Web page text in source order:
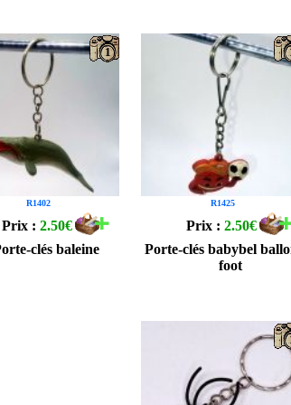
R1402
1
Prix :2.50€
clés baleine
R1425
Prix :2.50€
Porte-clés babybel
foot